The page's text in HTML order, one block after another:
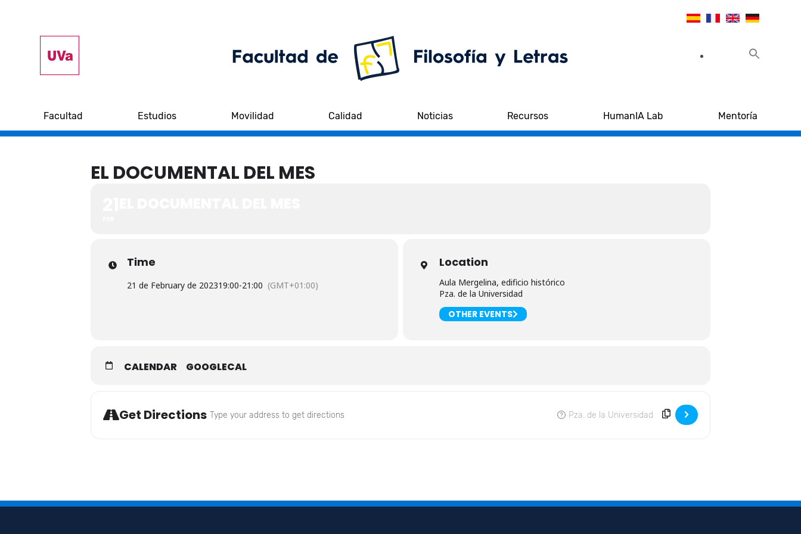
Facultad Estudios Movilidad Calidad Noticias Recursos HumanIA Lab Mentoría
EL DOCUMENTAL DEL MES
Time
21 de February de 202319:00-21:00 (GMT+01:00)
Location
Aula Mergelina, edificio histórico
Pza. de la Universidad
OTHER EVENTS
CALENDAR GOOGLECAL
Get Directions Address - El documental del mes [2jde6zUUj] Destination Address - El documental del mes [3KISRiRTI]